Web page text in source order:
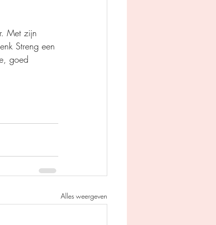
Met zijn
Streng een
goed
Alles weergeven